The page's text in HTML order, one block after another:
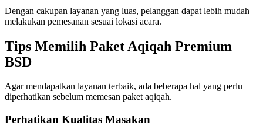
Dengan cakupan layanan yang luas, pelanggan dapat lebih mudah
melakukan pemesanan sesuai lokasi acara.
Tips Memilih Paket Aqiqah Premium
BSD
Agar mendapatkan layanan terbaik, ada beberapa hal yang perlu
diperhatikan sebelum memesan paket aqiqah.
Perhatikan Kualitas Masakan